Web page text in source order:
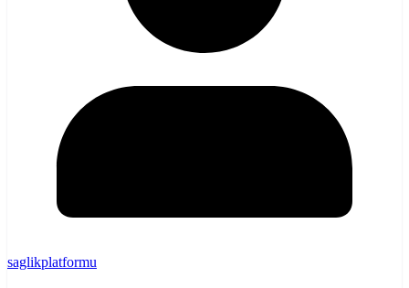
saglikplatformu